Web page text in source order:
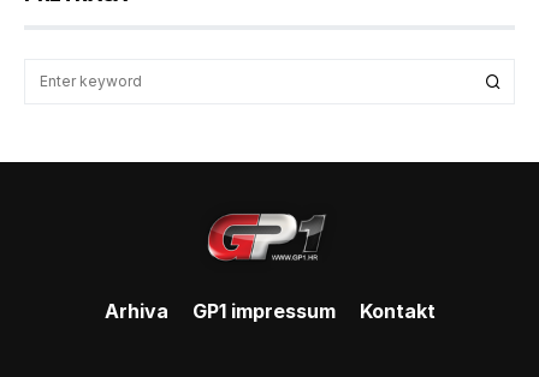
Arhiva GP1 impressum Kontakt